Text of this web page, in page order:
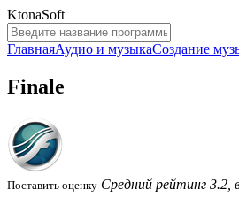
KtonaSoft
ГлавнаяАудио и музыкаСоздание
Finale
Поставить оценку Средний рейтинг 3.2,